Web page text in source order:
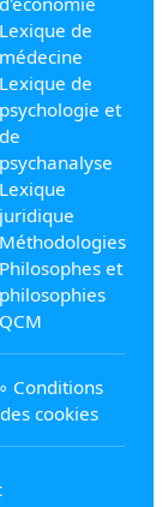
Lexique de
médecine
Lexique de
psychologie et
de
psychanalyse
Lexique
juridique
Méthodologies
Philosophes et
philosophies
QCM
∘ Conditions
cookies